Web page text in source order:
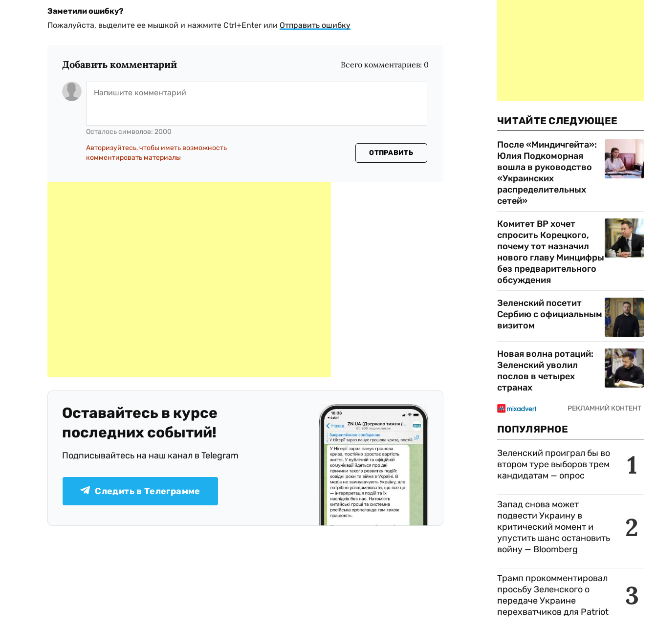
Заметили ошибку?
Пожалуйста, выделите ее мышкой и нажмите Ctrl+Enter или Отправить ошибку
Добавить комментарий Всего комментариев: 0
Осталось символов: 2000
Авторизуйтесь, чтобы иметь возможность
комментировать материалы
ОТПРАВИТЬ
Оставайтесь в курсе
последних событий!
Подписывайтесь на наш канал в Telegram
Следить в Телеграмме
ЧИТАЙТЕ СЛЕДУЮЩЕЕ
После «Миндичгейта»:
Юлия Подкоморная
вошла в руководство
«Украинских
распределительных
сетей»
Комитет ВР хочет
спросить Корецкого,
почему тот назначил
нового главу Минцифры
без предварительного
обсуждения
Зеленский посетит
Сербию с официальным
визитом
Новая волна ротаций:
Зеленский уволил
послов в четырех
странах
ПОПУЛЯРНОЕ
1
Зеленский проиграл бы во
втором туре выборов трем
кандидатам — опрос
2
Запад снова может
подвести Украину в
критический момент и
упустить шанс остановить
войну — Bloomberg
3
Трамп прокомментировал
просьбу Зеленского о
передаче Украине
перехватчиков для Patriot